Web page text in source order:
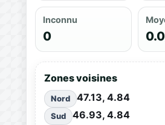
Inconnu
0
Zones voisines
Nord 47.13, 4.84
Sud 46.93, 4.84